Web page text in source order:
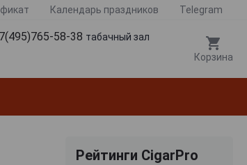
Календарь праздников Telegram
58-38 табачный зал
Корзина
Рейтинги CigarPro